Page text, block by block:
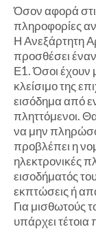
Όσον αφορά
πληροφορίες
Η Ανεξάρτητη
προσθέσει
Ε1. Όσοι έχουν
κλείσιμο της
εισόδημα από
πληττόμενοι.
να μην
προβλέπει η
ηλεκτρονικές
εισοδήματός
εκπτώσεις ή
Για μισθωτούς
υπάρχει